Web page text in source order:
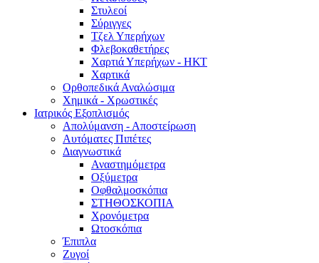
Στυλεοί
Σύριγγες
Τζελ Υπερήχων
Φλεβοκαθετήρες
Χαρτιά Υπερήχων - ΗΚΤ
Χαρτικά
Ορθοπεδικά Αναλώσιμα
Χημικά - Χρωστικές
Ιατρικός Εξοπλισμός
Απολύμανση - Αποστείρωση
Αυτόματες Πιπέτες
Διαγνωστικά
Αναστημόμετρα
Οξύμετρα
Οφθαλμοσκόπια
ΣΤΗΘΟΣΚΟΠΙΑ
Χρονόμετρα
Ωτοσκόπια
Έπιπλα
Ζυγοί